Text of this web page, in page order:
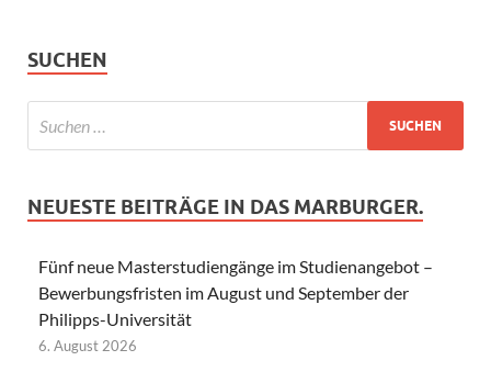
SUCHEN
NEUESTE BEITRÄGE IN DAS MARBURGER.
Fünf neue Masterstudiengänge im Studienangebot –
Bewerbungsfristen im August und September der
Philipps-Universität
6. August 2026